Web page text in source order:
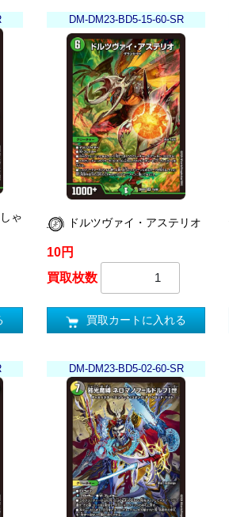
ゃ
DM-DM23-BD5-15-60-SR
ドルツヴァイ・アステリオ
10円
買取枚数
買取カートに入れる
DM-DM23-BD5-02-60-SR